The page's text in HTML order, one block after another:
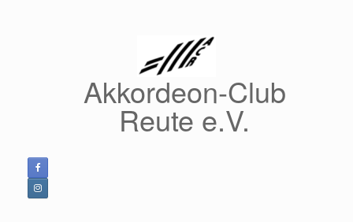
Akkordeon-Club
Reute e.V.